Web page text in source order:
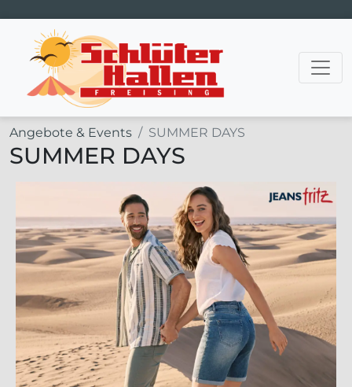
Hauptnavigation
Angebote & Events SUMMER DAYS
SUMMER DAYS